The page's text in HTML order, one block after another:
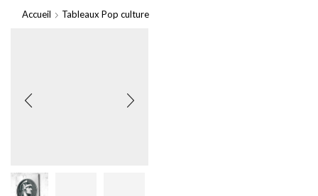
Accueil Tableaux Pop culture